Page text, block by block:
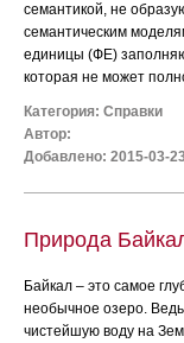
семантикой, не
семантическим
единицы (ФЕ)
которая не может
Категория: Справки
Автор:
Добавлено: 2015-03-
Природа
Байкал – это самое
необычное озеро.
чистейшую воду на